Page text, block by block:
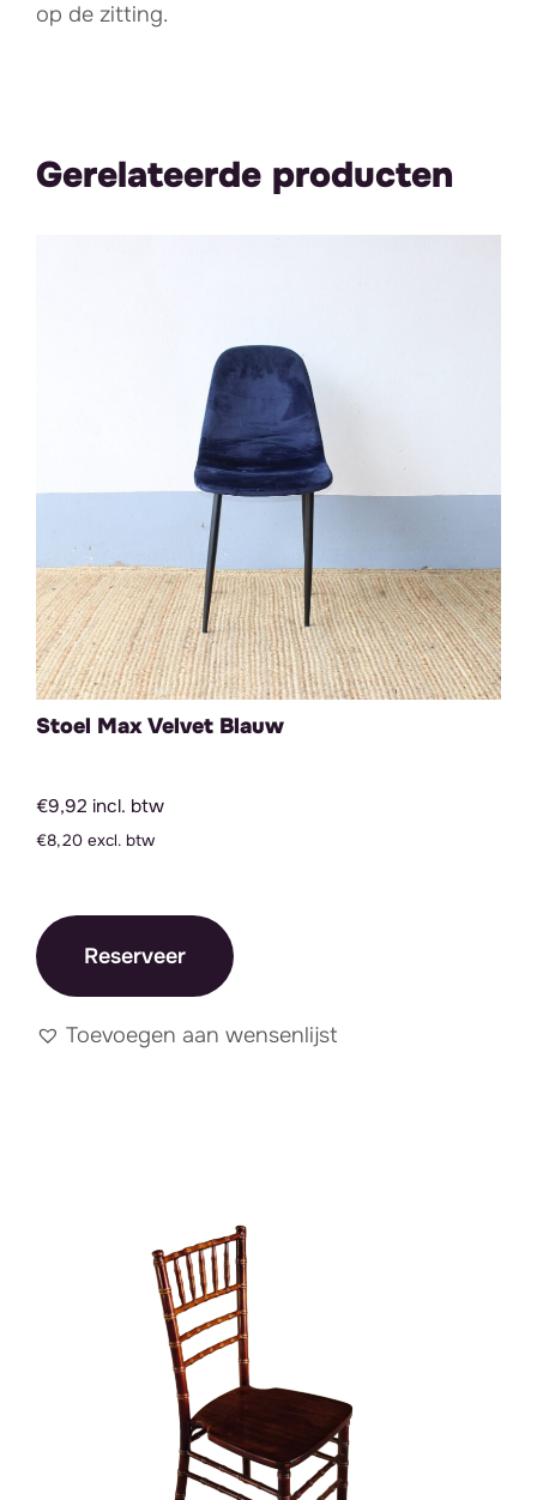
op de zitting.
Gerelateerde producten
Stoel Max Velvet Blauw
€9,92 incl. btw
€8,20 excl. btw
Reserveer
Toevoegen aan wensenlijst